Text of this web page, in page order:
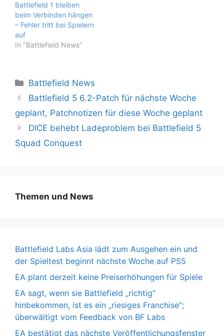
Battlefield 1 bleiben
beim Verbinden hängen
– Fehler tritt bei Spielern
auf
In "Battlefield News"
Kategorien
Battlefield News
Battlefield 5 6.2-Patch für nächste Woche
geplant, Patchnotizen für diese Woche geplant
DICE behebt Ladeproblem bei Battlefield 5
Squad Conquest
Themen und News
Battlefield Labs Asia lädt zum Ausgehen ein und
der Spieltest beginnt nächste Woche auf PS5
EA plant derzeit keine Preiserhöhungen für Spiele
EA sagt, wenn sie Battlefield „richtig“
hinbekommen, ist es ein „riesiges Franchise“;
überwältigt vom Feedback von BF Labs
EA bestätigt das nächste Veröffentlichungsfenster